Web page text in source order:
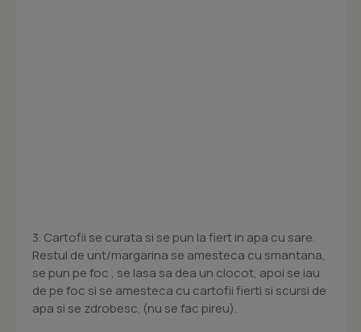
3. Cartofii se curata si se pun la fiert in apa cu sare.
Restul de unt/margarina se amesteca cu smantana,
se pun pe foc , se lasa sa dea un clocot, apoi se iau
de pe foc si se amesteca cu cartofii fierti si scursi de
apa si se zdrobesc. (nu se fac pireu).